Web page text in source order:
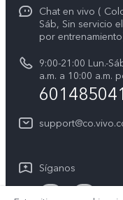
Progreso de la
Sostenibilidad
Centro de privacidad
Accesibilidad
Chat en vivo (
Sáb, Sin servicio
por
9:00-21:00 Lun.-
a.m. a 10:00 a.m.
Síganos